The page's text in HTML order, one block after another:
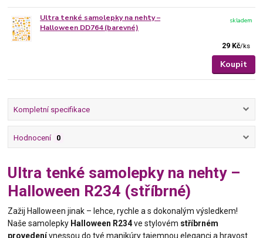
Ultra tenké samolepky na nehty –
Halloween DD764 (barevné)
29 Kč/ks
skladem
Koupit
Kompletní specifikace
Hodnocení 0
Ultra tenké samolepky na nehty –
Halloween R234 (stříbrné)
Zažij Halloween jinak – lehce, rychle a s dokonalým výsledkem!
Naše samolepky Halloween R234ve stylovém stříbrném
provedenívnessou do tvé manikúry tajemnou eleganci a hravost.